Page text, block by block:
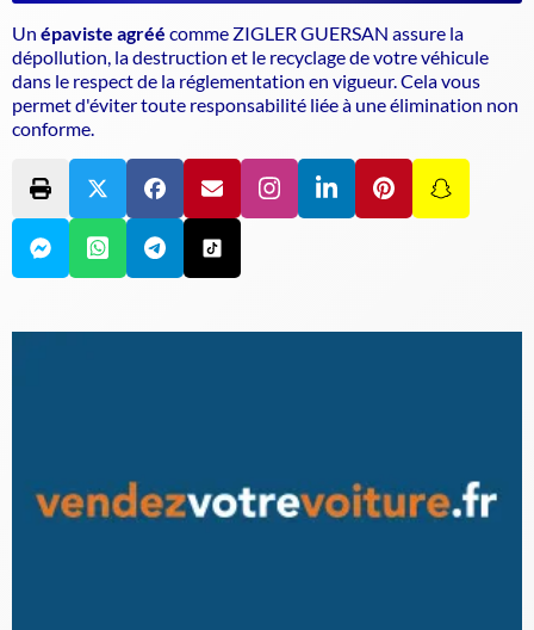
Un épaviste agréé comme ZIGLER GUERSAN assure la
dépollution, la destruction et le recyclage de votre véhicule
dans le respect de la réglementation en vigueur. Cela vous
permet d'éviter toute responsabilité liée à une élimination non
conforme.